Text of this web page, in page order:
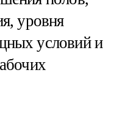
уровня
условий и